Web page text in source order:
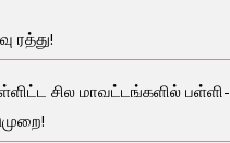
ரத்து!
சில மாவட்டங்களில் பள்ளி-